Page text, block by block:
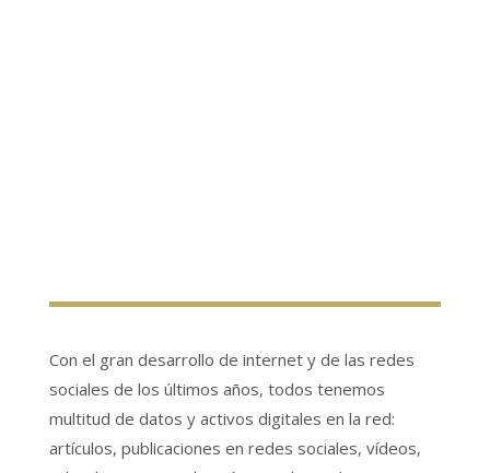
Con el gran desarrollo de internet y de las redes
sociales de los últimos años, todos tenemos
multitud de datos y activos digitales en la red:
artículos, publicaciones en redes sociales, vídeos,